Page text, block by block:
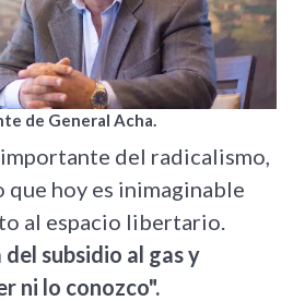
de General Acha.
del radicalismo,
que hoy es inimaginable
al espacio libertario.
subsidio al gas y
ni lo conozco".